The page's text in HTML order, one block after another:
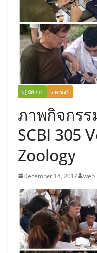
ปฏิบัติการ เลคเชอร์
ภาพกิจกรร
SCBI 305
Zoology
December 14, 2017